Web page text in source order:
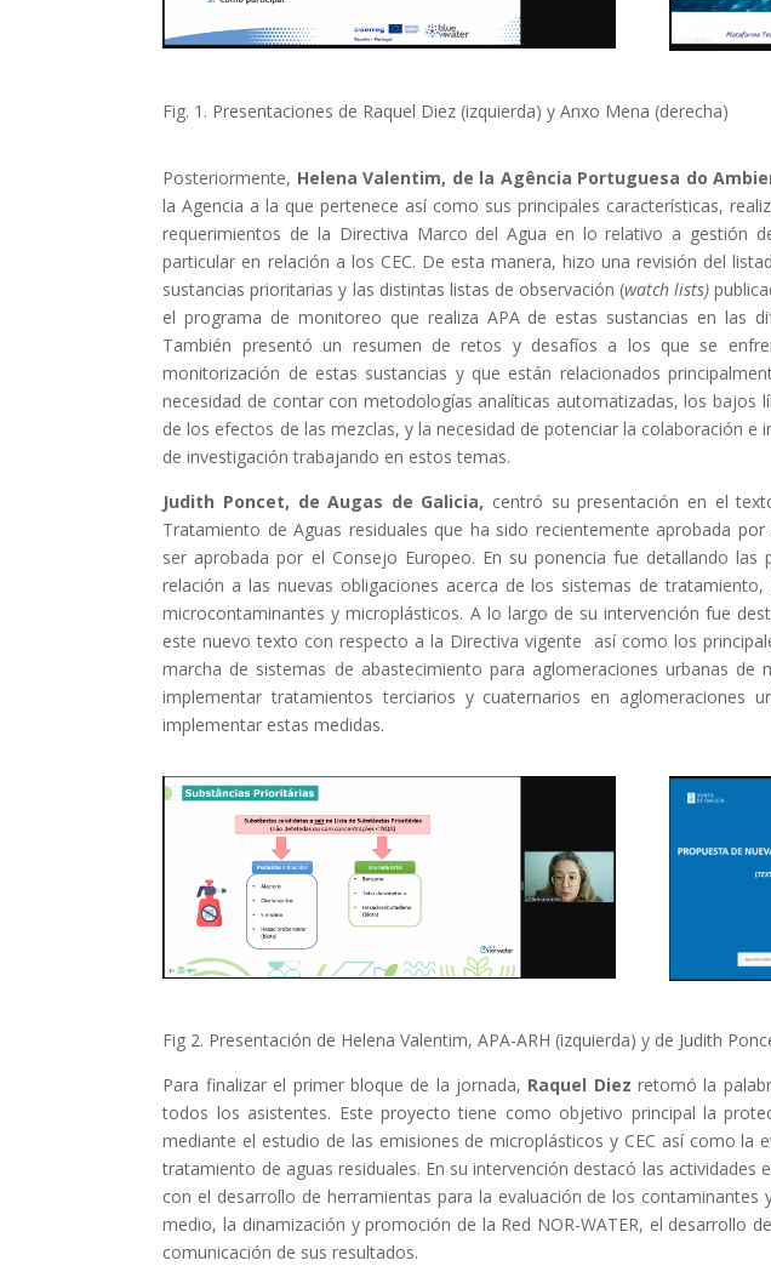
Fig. 1. Presentaciones de Raquel Diez (izquierda) y Anxo Mena (derecha)
Posteriormente, Helena Valentim, de la Agência Portuguesa do
la Agencia a la que pertenece así como sus principales características,
requerimientos de la Directiva Marco del Agua en lo relativo a gestión
particular en relación a los CEC. De esta manera, hizo una revisión del
sustancias prioritarias y las distintas listas de observación (watch lists)
el programa de monitoreo que realiza APA de estas sustancias en las
También presentó un resumen de retos y desafíos a los que se
monitorización de estas sustancias y que están relacionados
necesidad de contar con metodologías analíticas automatizadas, los bajos
de los efectos de las mezclas, y la necesidad de potenciar la colaboración
de investigación trabajando en estos temas.
Judith Poncet, de Augas de Galicia, centró su presentación en el
Tratamiento de Aguas residuales que ha sido recientemente aprobada
ser aprobada por el Consejo Europeo. En su ponencia fue detallando las
relación a las nuevas obligaciones acerca de los sistemas de
microcontaminantes y microplásticos. A lo largo de su intervención fue
este nuevo texto con respecto a la Directiva vigente así como los
marcha de sistemas de abastecimiento para aglomeraciones urbanas de
implementar tratamientos terciarios y cuaternarios en aglomeraciones
implementar estas medidas.
Fig 2. Presentación de Helena Valentim, APA-ARH (izquierda) y de Judith
Para finalizar el primer bloque de la jornada, Raquel Diez retomó la
todos los asistentes. Este proyecto tiene como objetivo principal la
mediante el estudio de las emisiones de microplásticos y CEC así como la
tratamiento de aguas residuales. En su intervención destacó las actividades
con el desarrollo de herramientas para la evaluación de los contaminantes
medio, la dinamización y promoción de la Red NOR-WATER, el desarrollo
comunicación de sus resultados.